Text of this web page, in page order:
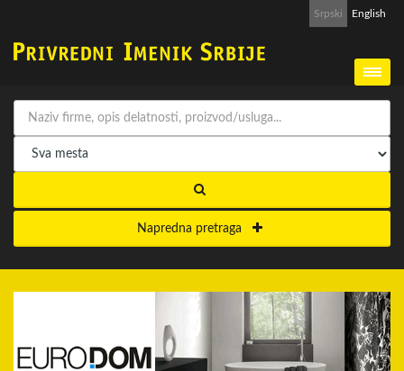
Srpski English
Napredna pretraga